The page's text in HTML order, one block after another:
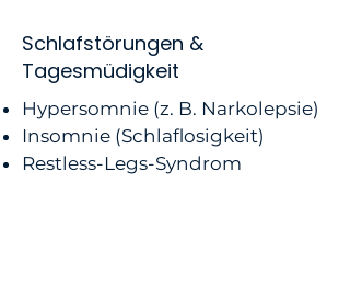
Schlafstörungen &
Tagesmüdigkeit
Hypersomnie (z. B. Narkolepsie)
Insomnie (Schlaflosigkeit)
Restless-Legs-Syndrom